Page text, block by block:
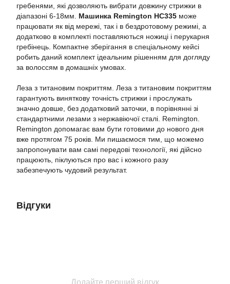
гребенями, які дозволяють вибрати довжину стрижки в
діапазоні 6-18мм. Машинка Remington HC335 може
працювати як від мережі, так і в бездротовому режимі, а
додатково в комплекті поставляються ножиці і перукарня
гребінець. Компактне зберігання в спеціальному кейсі
робить даний комплект ідеальним рішенням для догляду
за волоссям в домашніх умовах.
Леза з титановим покриттям. Леза з титановим покриттям
гарантують виняткову точність стрижки і прослужать
значно довше, без додатковий заточки, в порівнянні зі
стандартними лезами з нержавіючої сталі. Remington.
Remington допомагає вам бути готовими до нового дня
вже протягом 75 років. Ми пишаємося тим, що можемо
запропонувати вам самі передові технології, які дійсно
працюють, піклуються про вас і кожного разу
забезпечують чудовий результат.
Відгуки
Додайте перший відгук